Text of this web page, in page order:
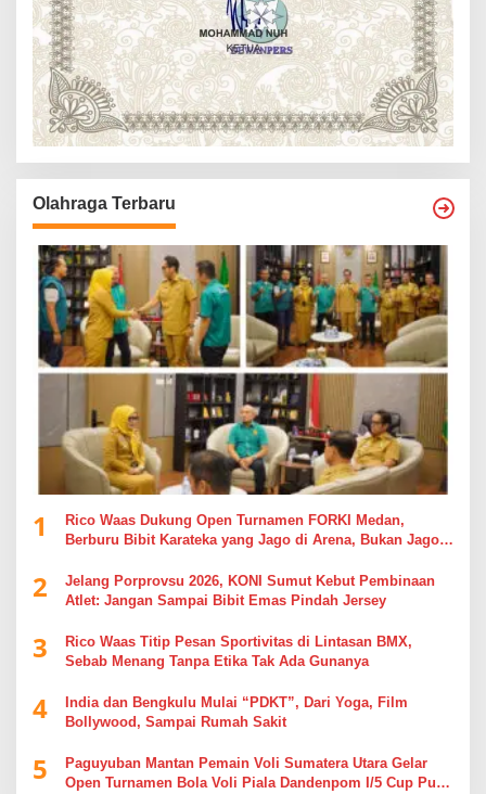
Olahraga Terbaru
1
Rico Waas Dukung Open Turnamen FORKI Medan,
Berburu Bibit Karateka yang Jago di Arena, Bukan Jago
2
Jelang Porprovsu 2026, KONI Sumut Kebut Pembinaan
Atlet: Jangan Sampai Bibit Emas Pindah Jersey
3
Rico Waas Titip Pesan Sportivitas di Lintasan BMX,
Sebab Menang Tanpa Etika Tak Ada Gunanya
4
India dan Bengkulu Mulai “PDKT”, Dari Yoga, Film
Bollywood, Sampai Rumah Sakit
5
Paguyuban Mantan Pemain Voli Sumatera Utara Gelar
Open Turnamen Bola Voli Piala Dandenpom I/5 Cup Putra